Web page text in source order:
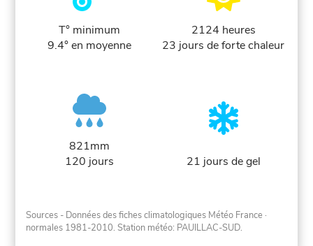
T° minimum
9.4° en moyenne
2124 heures
23 jours de forte chaleur
821mm
120 jours
21 jours de gel
Sources - Données des fiches climatologiques Météo France ·
normales 1981-2010. Station météo: PAUILLAC-SUD.